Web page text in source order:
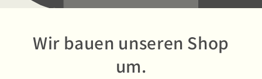
Wir bauen unseren Shop
um.